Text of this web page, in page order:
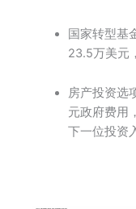
国家转型基
23.5万美元
房产投资选
元政府费用
下一位投资